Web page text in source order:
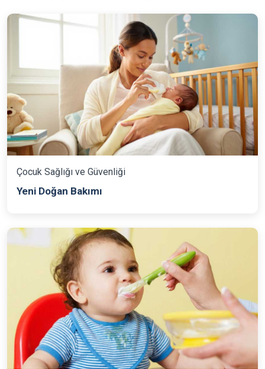
Çocuk Sağlığı ve Güvenliği
Yeni Doğan Bakımı